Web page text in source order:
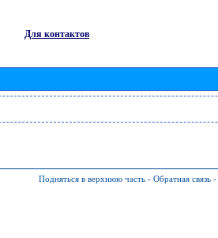
Для контактов
Подняться в верхнюю часть - Обратная связь -